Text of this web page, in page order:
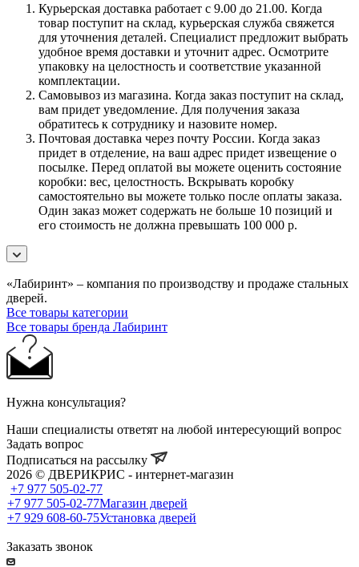
Курьерская доставка работает с 9.00 до 21.00. Когда
товар поступит на склад, курьерская служба свяжется
для уточнения деталей. Специалист предложит выбрать
удобное время доставки и уточнит адрес. Осмотрите
упаковку на целостность и соответствие указанной
комплектации.
Самовывоз из магазина. Когда заказ поступит на склад,
вам придет уведомление. Для получения заказа
обратитесь к сотруднику и назовите номер.
Почтовая доставка через почту России. Когда заказ
придет в отделение, на ваш адрес придет извещение о
посылке. Перед оплатой вы можете оценить состояние
коробки: вес, целостность. Вскрывать коробку
самостоятельно вы можете только после оплаты заказа.
Один заказ может содержать не больше 10 позиций и
его стоимость не должна превышать 100 000 р.
«Лабиринт» – компания по производству и продаже стальных
дверей.
Все товары категории
Все товары бренда Лабиринт
Нужна консультация?
Наши специалисты ответят на любой интересующий вопрос
Задать вопрос
Подписаться на рассылку
2026 © ДВЕРИКРИС - интернет-магазин
+7 977 505-02-77
+7 977 505-02-77Магазин дверей
+7 929 608-60-75Установка дверей
Заказать звонок